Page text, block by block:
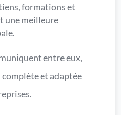
formations et
une meilleure
entre eux,
et adaptée